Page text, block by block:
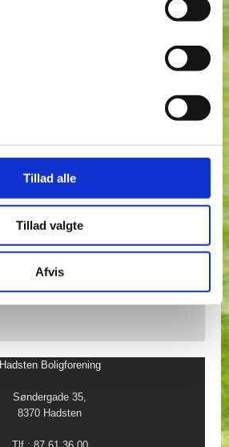
Tillad alle
Tillad valgte
Afvis
​Hadsten Boligforening
Søndergade 35,
8370 Hadsten